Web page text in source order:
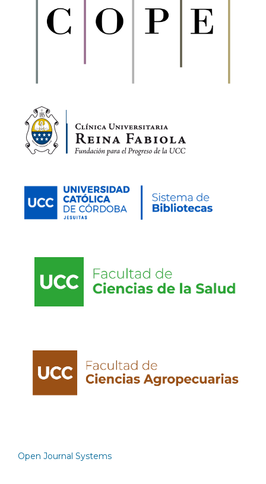
Open Journal Systems